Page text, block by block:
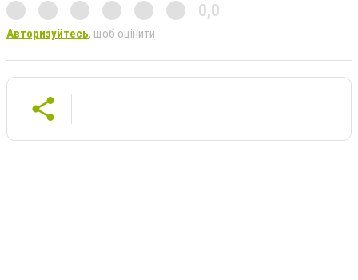
0,0
Авторизуйтесь, щоб оцінити